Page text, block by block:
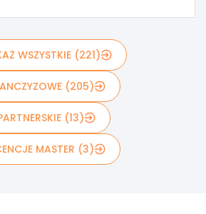
WSZYSTKIE (221)
(205)
(13)
MASTER (3)